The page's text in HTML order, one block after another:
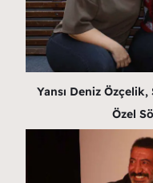
Yansı Deniz
Özel